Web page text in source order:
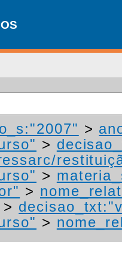
>
>
>
>
>
>